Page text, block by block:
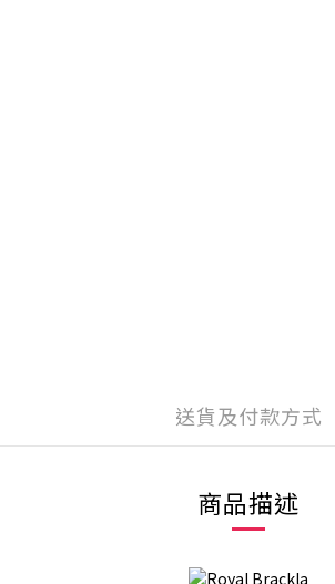
送貨及付款方式
商品描述